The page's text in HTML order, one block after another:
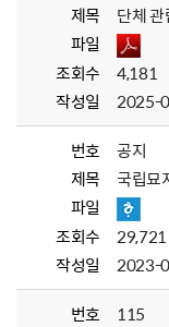
제목
단체
파일
조회수
4,181
작성일
2025-
번호
공지
제목
국립묘
파일
조회수
29,721
작성일
2023-
번호
115